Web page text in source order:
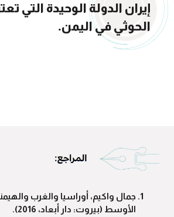
إيران الدولة الوحيدة التي
الحوثي في اليمن.
جمال واكيم، أوراسيا والغرب
الأوسط (بيروت: دار أبعاد، 2016).